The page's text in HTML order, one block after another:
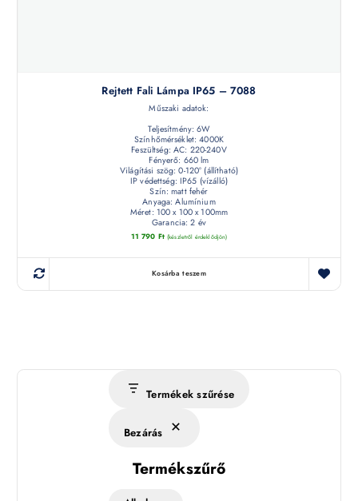
Rejtett Fali Lámpa IP65 – 7088
Műszaki adatok:
Teljesítmény: 6W
Színhőmérséklet: 4000K
Feszültség: AC: 220-240V
Fényerő: 660 lm
Világítási szög: 0-120° (állítható)
IP védettség: IP65 (vízálló)
Szín: matt fehér
Anyaga: Alumínium
Méret: 100 x 100 x 100mm
Garancia: 2 év
11 790 Ft (készletről érdeklődjön)
Kosárba teszem
Termékek szűrése
Bezárás
Termékszűrő